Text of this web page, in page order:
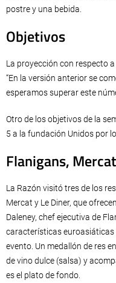
postre y una bebida.
Objetivos
La proyección con respecto
“En la versión anterior se
esperamos superar este
Otro de los objetivos de la
5 a la fundación Unidos por
Flanigans,
La Razón visitó tres de los
Mercat y Le Diner, que
Daleney, chef ejecutiva de
características euroasiáticas
evento. Un medallón de res
de vino dulce (salsa) y
es el plato de fondo.